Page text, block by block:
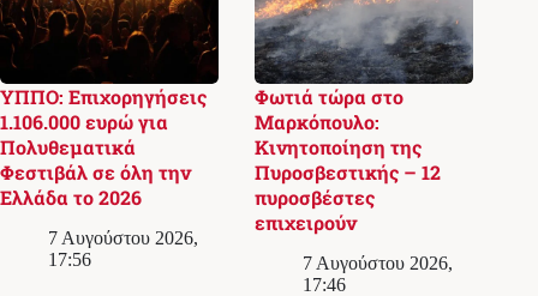
ΥΠΠΟ: Επιχορηγήσεις
1.106.000 ευρώ για
Πολυθεματικά
Φεστιβάλ σε όλη την
Ελλάδα το 2026
7 Αυγούστου 2026,
17:56
Φωτιά τώρα στο
Μαρκόπουλο:
Κινητοποίηση της
Πυροσβεστικής – 12
πυροσβέστες
επιχειρούν
7 Αυγούστου 2026,
17:46